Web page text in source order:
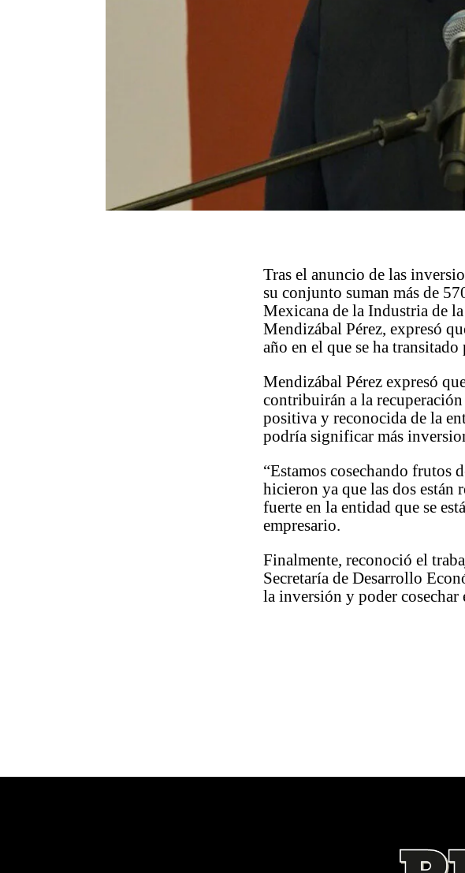
Tras el anuncio de las
su conjunto suman más de
Mexicana de la Industria de
Mendizábal Pérez, expresó
año en el que se ha
Mendizábal Pérez expresó
contribuirán a la
positiva y reconocida de la
podría significar más
“Estamos cosechando frutos
hicieron ya que las dos están
fuerte en la entidad que se
empresario.
Finalmente, reconoció el
Secretaría de Desarrollo
la inversión y poder cosechar